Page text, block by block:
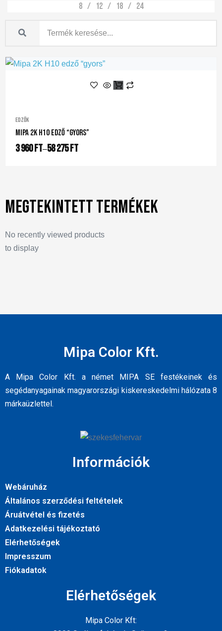
8 12 18 24
Edzők
Mipa 2K H10 Edző “gyors”
3 960Ft–58 275Ft
Megtekintett termékek
No recently viewed products
to display
Mipa Color Kft.
A Mipa Color Kft. a német MIPA SE festékeinek és
segédanyagainak magyarországi kiskereskedelmi hálózata 8
márkaüzlettel.
Információk
Webáruház
Általános szerződési feltételek
Áruátvétel és fizetés
Adatkezelési tájékoztató
Elérhetőségek
Impresszum
Fiókadatok
Elérhetőségek
Mipa Color Kft: